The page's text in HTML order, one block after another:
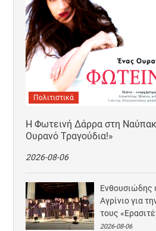
Πολιτιστικά
Η Φωτεινή Δάρρα στη
Ουρανό Τραγούδια!»
2026-08-06
Ενθουσιώδης
Αγρίνιο για
τους
2026-08-06